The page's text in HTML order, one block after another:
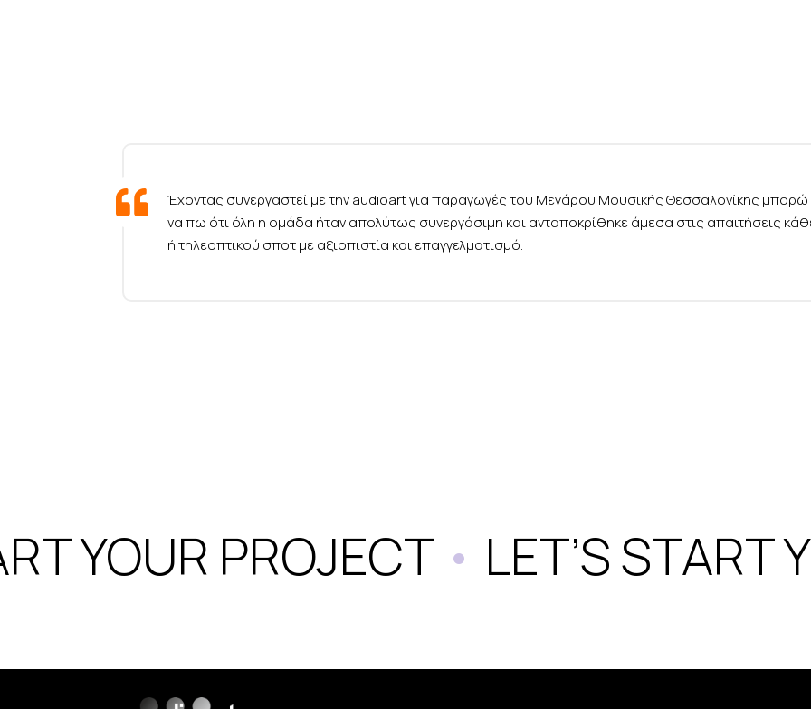
Έχοντας συνεργαστεί με την audioart για παραγωγές του Μεγάρου Μουσικής Θεσσαλονίκης μπορώ
να πω ότι όλη η ομάδα ήταν απολύτως συνεργάσιμη και ανταποκρίθηκε άμεσα στις απαιτήσεις
ή τηλεοπτικού σποτ με αξιοπιστία και επαγγελματισμό.
YOUR PROJECT• LET’S START